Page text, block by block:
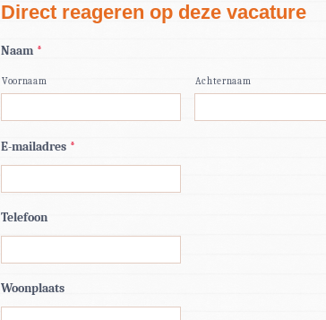
Direct reageren op deze vacature
Naam *
Voornaam Achternaam
E-mailadres *
Telefoon
Woonplaats